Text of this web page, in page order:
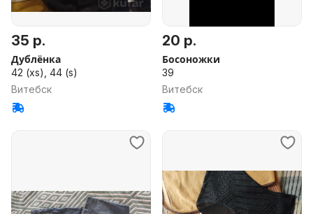
35 р.
Дублёнка
42 (xs), 44 (s)
Витебск
20 р.
Босоножки
39
Витебск